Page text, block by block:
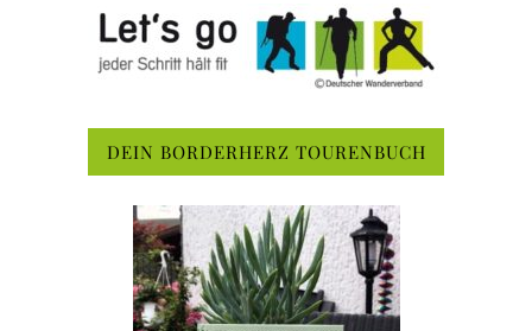
DEIN BORDERHERZ TOURENBUCH